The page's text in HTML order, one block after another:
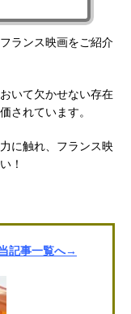
ランス映画をご紹介
いて欠かせない存在
されています。
に触れ、フランス映
！
記事一覧へ→